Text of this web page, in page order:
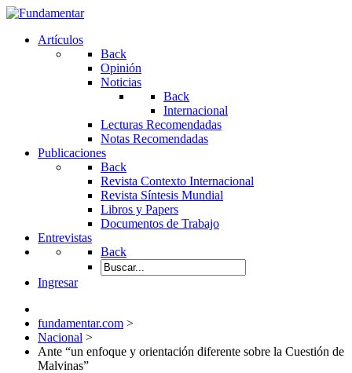
Artículos
Back
Opinión
Noticias
Back
Internacional
Lecturas Recomendadas
Notas Recomendadas
Publicaciones
Back
Revista Contexto Internacional
Revista Síntesis Mundial
Libros y Papers
Documentos de Trabajo
Entrevistas
Back
Ingresar
fundamentar.com >
Nacional >
Ante “un enfoque y orientación diferente sobre la Cuestión de
Malvinas”